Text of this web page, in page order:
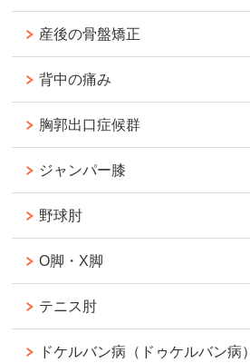
産後の骨盤矯正
背中の痛み
胸郭出口症候群
ジャンパー膝
野球肘
O脚・X脚
テニス肘
ドケルバン病（ドゥケルバン病）